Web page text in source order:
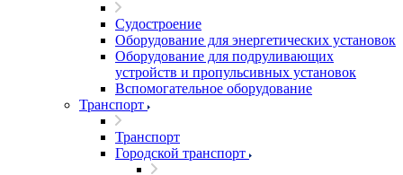
Судостроение
Оборудование для энергетических установок
Оборудование для подруливающих
устройств и пропульсивных установок
Вспомогательное оборудование
Транспорт
Транспорт
Городской транспорт